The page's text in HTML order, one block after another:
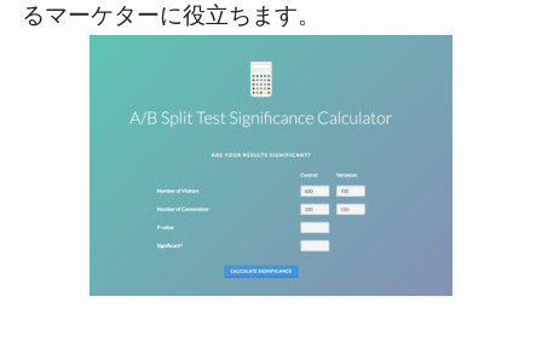
るマーケターに役立ちます。